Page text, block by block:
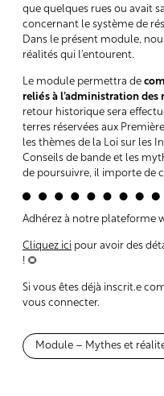
que quelques rues ou avait
concernant le système de
Dans le présent module,
réalités qui l’entourent.
Le module permettra de
reliés à l’administration des
retour historique sera
terres réservées aux
les thèmes de la Loi sur les
Conseils de bande et les
de poursuivre, il importe de
Adhérez à notre plateforme
Cliquez ici pour avoir des
! 🌻
Si vous êtes déjà inscrit.e
vous connecter.
Module – Mythes et